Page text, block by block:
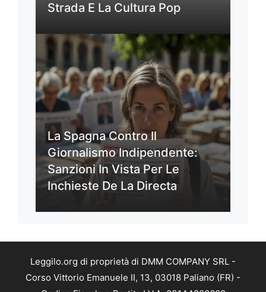
Strada E La Cultura Pop
La Spagna Contro Il
Giornalismo Indipendente:
Sanzioni In Vista Per Le
Inchieste De La Directa
Leggilo.org di proprietà di DMM COMPANY SRL -
Corso Vittorio Emanuele II, 13, 03018 Paliano (FR) -